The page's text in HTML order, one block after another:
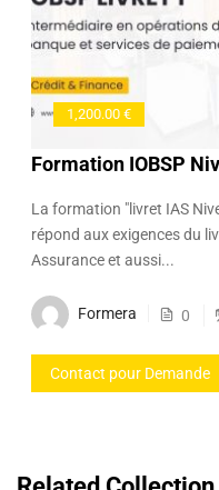
1,200.00 €
Formation IOBSP
La formation "livret IAS
répond aux exigences du
Assurance et aussi...
Formera 0
Contact pour Demande